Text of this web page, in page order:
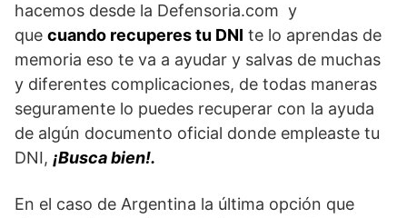
hacemos desde la Defensoria.com y
que cuando recuperes tu DNI te lo aprendas de
memoria eso te va a ayudar y salvas de muchas
y diferentes complicaciones, de todas maneras
seguramente lo puedes recuperar con la ayuda
de algún documento oficial donde empleaste tu
DNI, ¡Busca bien!.
En el caso de Argentina la última opción que